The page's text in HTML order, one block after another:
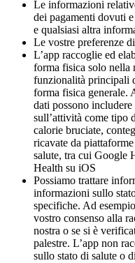
Le informazioni
dei pagamenti dovuti
e qualsiasi altra
Le vostre preferenze
L’app raccoglie ed
forma fisica solo nella
funzionalità principali
forma fisica generale.
dati possono
sull’attività come tipo
calorie bruciate,
ricavate da
salute, tra cui Google
Health su iOS
Possiamo trattare
informazioni sullo
specifiche. Ad
vostro consenso alla
nostra o se si è
palestre. L’app non
sullo stato di salute o